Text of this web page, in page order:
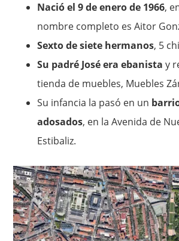
Nació el 9 de enero de 1966,
nombre completo es Aitor
Sexto de siete hermanos, 5
Su padré José era ebanista y
tienda de muebles, Muebles
Su infancia la pasó en un
adosados, en la Avenida de
Estibaliz.